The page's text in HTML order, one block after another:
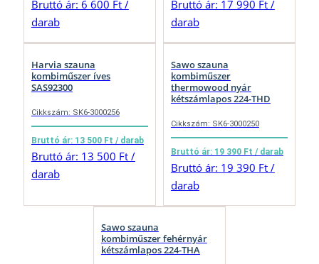
Bruttó ár: 6 600 Ft /
darab
Bruttó ár: 17 990 Ft /
darab
Harvia szauna
kombiműszer íves
SAS92300
Cikkszám: SK6-3000256
Bruttó ár: 13 500 Ft / darab
Bruttó ár: 13 500 Ft /
darab
Sawo szauna
kombiműszer
thermowood nyár
kétszámlapos 224-THD
Cikkszám: SK6-3000250
Bruttó ár: 19 390 Ft / darab
Bruttó ár: 19 390 Ft /
darab
Sawo szauna
kombiműszer fehérnyár
kétszámlapos 224-THA